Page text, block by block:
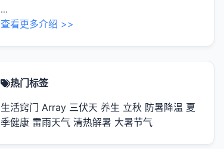
...
查看更多介绍 >>
热门标签
生活窍门 Array 三伏天 养生 立秋 防暑降温 夏
季健康 雷雨天气 清热解暑 大暑节气